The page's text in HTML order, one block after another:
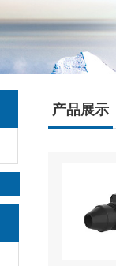
产品展示